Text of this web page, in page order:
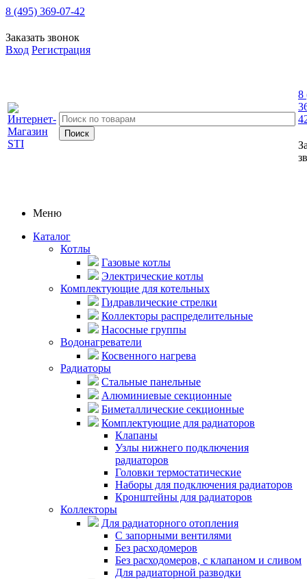
8 (495) 369-07-42
Заказать звонок
Вход Регистрация
8
Меню
Каталог
Котлы
Газовые котлы
Электрические котлы
Комплектующие для котельных
Гидравлические стрелки
Коллекторы распределительные
Насосные группы
Водонагреватели
Косвенного нагрева
Радиаторы
Стальные панельные
Алюминиевые секционные
Биметаллические секционные
Комплектующие для радиаторов
Клапаны
Узлы нижнего подключения
радиаторов
Головки термостатические
Наборы для подключения радиаторов
Кронштейны для радиаторов
Коллекторы
Для радиаторного отопления
С запорными вентилями
Без расходомеров
Без расходомеров, с клапаном и сливом
Для радиаторной разводки